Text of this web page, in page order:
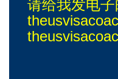
请给我发电子